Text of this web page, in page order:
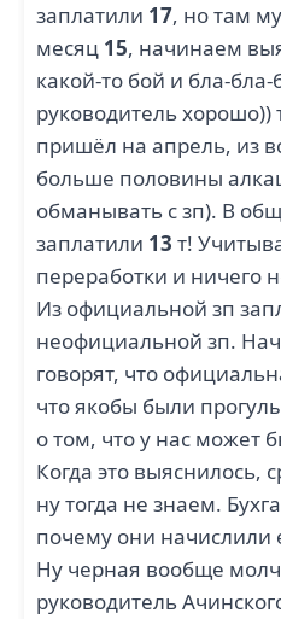
заплатили 17, но там
месяц 15, начинаем
какой-то бой и бла-бла-
руководитель хорошо))
пришёл на апрель, из
больше половины
обманывать с зп). В
заплатили 13 т!
переработки и ничего
Из официальной зп
неофициальной зп.
говорят, что
что якобы были
о том, что у нас может
Когда это выяснилось,
ну тогда не знаем.
почему они
Ну черная вообще
руководитель